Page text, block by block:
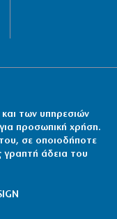
των υπηρεσιών
προσωπική χρήση.
σε οποιοδήποτε
γραπτή άδεια του